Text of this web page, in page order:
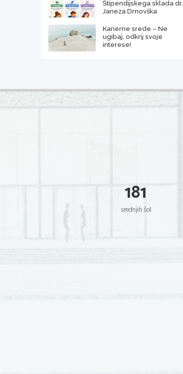
Štipendijskega sklada dr.
Janeza Drnovška
Karierne srede – Ne
ugibaj, odkrij svoje
interese!
181
srednjih šol